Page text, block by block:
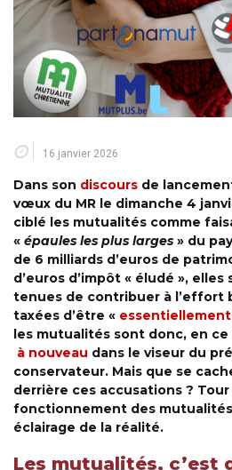
16 janvier 2026
Dans son discours de
vœux du MR le dimanche 4
ciblé les mutualités comme
« épaules les plus larges » du
de 6 milliards d’euros de
d’euros d’impôt « éludé »,
tenues de contribuer à l’effort
taxées d’être «
les mutualités sont donc, en
à nouveau dans le viseur du
conservateur. Mais que se
derrière ces accusations ? Tour
fonctionnement des
éclairage de la réalité.
Les mutualités, c’est